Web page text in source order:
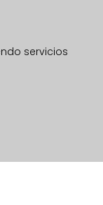
servicios